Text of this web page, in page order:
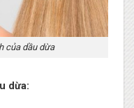
của dầu dừa
dừa: